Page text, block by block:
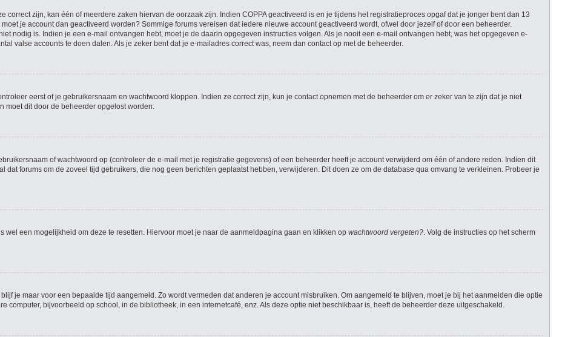
zijn, kan één of meerdere zaken hiervan de oorzaak zijn. Indien COPPA geactiveerd is en je tijdens het registratieproces opgaf dat je jonger bent dan 13
je account dan geactiveerd worden? Sommige forums vereisen dat iedere nieuwe account geactiveerd wordt, ofwel door jezelf of door een beheerder.
nodig is. Indien je een e-mail ontvangen hebt, moet je de daarin opgegeven instructies volgen. Als je nooit een e-mail ontvangen hebt, was het opgegeven e-
valse accounts te doen dalen. Als je zeker bent dat je e-mailadres correct was, neem dan contact op met de beheerder.
eerst of je gebruikersnaam en wachtwoord kloppen. Indien ze correct zijn, kun je contact opnemen met de beheerder om er zeker van te zijn dat je niet
moet dit door de beheerder opgelost worden.
of wachtwoord op (controleer de e-mail met je registratie gegevens) of een beheerder heeft je account verwijderd om één of andere reden. Indien dit
dat forums om de zoveel tijd gebruikers, die nog geen berichten geplaatst hebben, verwijderen. Dit doen ze om de database qua omvang te verkleinen. Probeer je
een mogelijkheid om deze te resetten. Hiervoor moet je naar de aanmeldpagina gaan en klikken op wachtwoord vergeten?. Volg de instructies op het scherm
je maar voor een bepaalde tijd aangemeld. Zo wordt vermeden dat anderen je account misbruiken. Om aangemeld te blijven, moet je bij het aanmelden die optie
computer, bijvoorbeeld op school, in de bibliotheek, in een internetcafé, enz. Als deze optie niet beschikbaar is, heeft de beheerder deze uitgeschakeld.